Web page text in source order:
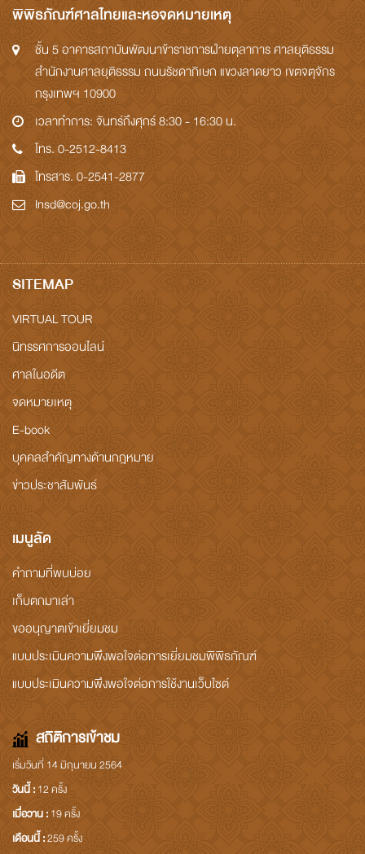
พิพิธภัณฑ์ศาลไทยและหอจดหมายเหตุ
ชั้น 5 อาคารสถาบันพัฒนาข้าราชการฝ่ายตุลาการ ศาลยุติธรรม
สำนักงานศาลยุติธรรม ถนนรัชดาภิเษก แขวงลาดยาว เขตจตุจักร
กรุงเทพฯ 10900
เวลาทำการ: จันทร์ถึงศุกร์ 8:30 - 16:30 น.
โทร. 0-2512-8413
โทรสาร. 0-2541-2877
Insd@coj.go.th
SITEMAP
VIRTUAL TOUR
นิทรรศการออนไลน์
ศาลในอดีต
จดหมายเหตุ
E-book
บุคคลสำคัญทางด้านกฎหมาย
ข่าวประชาสัมพันธ์
เมนูลัด
คำถามที่พบบ่อย
เก็บตกมาเล่า
ขออนุญาตเข้าเยี่ยมชม
แบบประเมินความพึงพอใจต่อการเยี่ยมชมพิพิธภัณฑ์
แบบประเมินความพึงพอใจต่อการใช้งานเว็บไซต์
สถิติการเข้าชม
เริ่มวันที่ 14 มิถุนายน 2564
วันนี้ :12 ครั้ง
เมื่อวาน :19 ครั้ง
เดือนนี้ :259 ครั้ง